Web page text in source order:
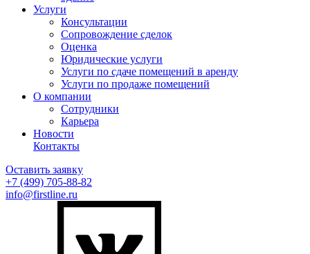
Услуги
Консультации
Сопровождение сделок
Оценка
Юридические услуги
Услуги по сдаче помещений в аренду
Услуги по продаже помещений
О компании
Сотрудники
Карьера
Новости
Контакты
Оставить заявку
+7 (499) 705-88-82
info@firstline.ru